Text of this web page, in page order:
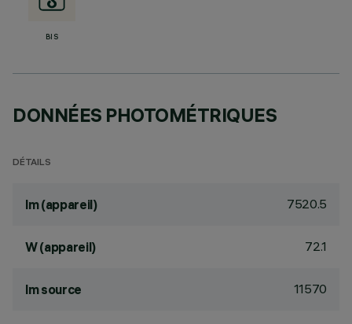
BIS
DONNÉES PHOTOMÉTRIQUES
DÉTAILS
lm (appareil) 7520.5
W (appareil) 72.1
lm source 11570